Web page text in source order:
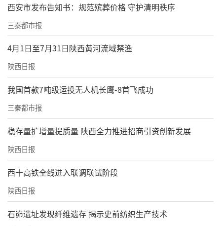
西安市发布告知书：规范殡葬价格 守护清明秩序
三秦都市报
4月1日至7月31日陕西黄河流域禁渔
陕西日报
我国首款7吨级运投无人机长鹰-8首飞成功
三秦都市报
稳存量扩增量提质量 陕西全力推进招商引资创新发展
陕西日报
西十高铁全线进入联调联试阶段
陕西日报
石峁遗址发现纤维遗存 揭示史前纺织生产技术